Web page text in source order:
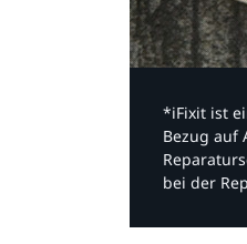
*iFixit ist
Bezug auf
bei der